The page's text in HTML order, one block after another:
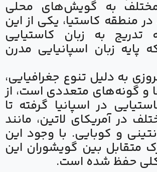
به گویش‌های محلی
منطقه کاستیا، یکی از این
به زبان کاستیایی
پایه زبان اسپانیایی مدرن
به دلیل تنوع جغرافیایی،
و گونه‌های متعددی است، از
در اسپانیا گرفته تا
در آمریکای لاتین، مانند
و کوبایی. با وجود این
متقابل بین گویشوران این
کلی حفظ شده است.